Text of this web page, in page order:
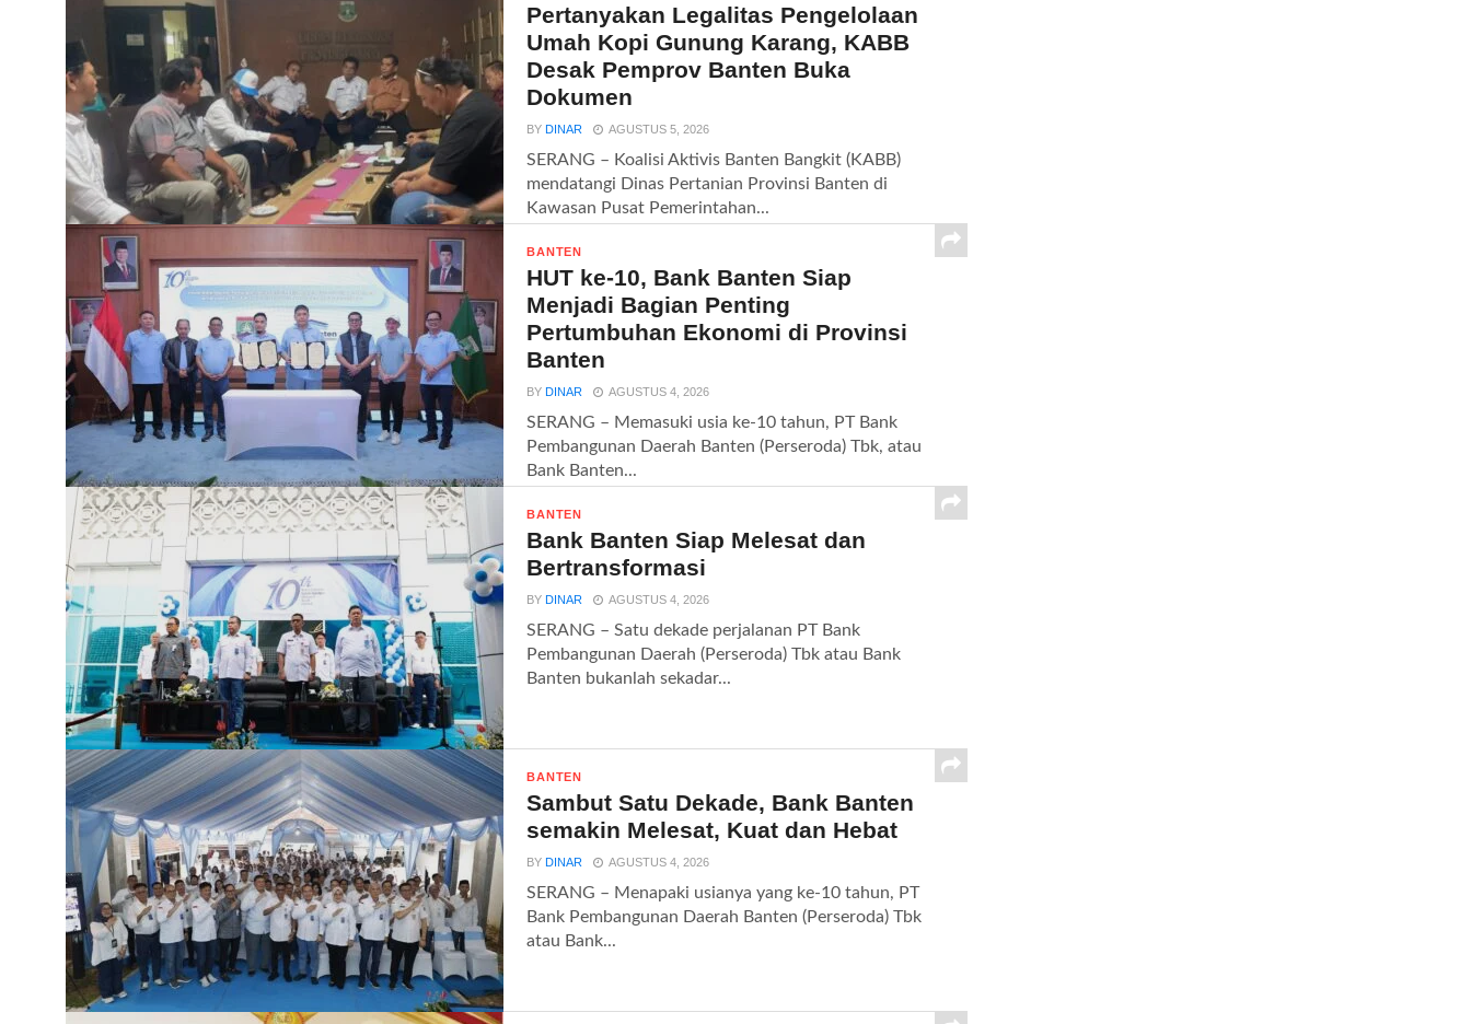
Pertanyakan Legalitas Pengelolaan
Umah Kopi Gunung Karang, KABB
Desak Pemprov Banten Buka
Dokumen
BYDINAR AGUSTUS 5, 2026
SERANG – Koalisi Aktivis Banten Bangkit (KABB)
mendatangi Dinas Pertanian Provinsi Banten di
Kawasan Pusat Pemerintahan...
BANTEN
HUT ke-10, Bank Banten Siap
Menjadi Bagian Penting
Pertumbuhan Ekonomi di Provinsi
Banten
BYDINAR AGUSTUS 4, 2026
SERANG – Memasuki usia ke-10 tahun, PT Bank
Pembangunan Daerah Banten (Perseroda) Tbk, atau
Bank Banten...
BANTEN
Bank Banten Siap Melesat dan
Bertransformasi
BYDINAR AGUSTUS 4, 2026
SERANG – Satu dekade perjalanan PT Bank
Pembangunan Daerah (Perseroda) Tbk atau Bank
Banten bukanlah sekadar...
BANTEN
Sambut Satu Dekade, Bank Banten
semakin Melesat, Kuat dan Hebat
BYDINAR AGUSTUS 4, 2026
SERANG – Menapaki usianya yang ke-10 tahun, PT
Bank Pembangunan Daerah Banten (Perseroda) Tbk
atau Bank...